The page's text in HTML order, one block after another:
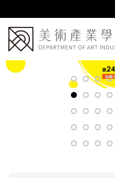
到
主
要
內
容